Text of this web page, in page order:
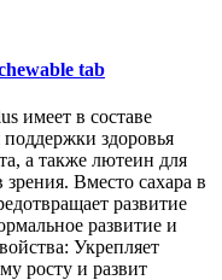
tab
имеет в составе
здоровья
а также лютеин для
Вместо сахара в
развитие
развитие и
Укрепляет
росту и развит